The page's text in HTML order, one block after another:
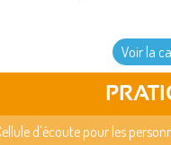
Voir la
d'écoute pour les